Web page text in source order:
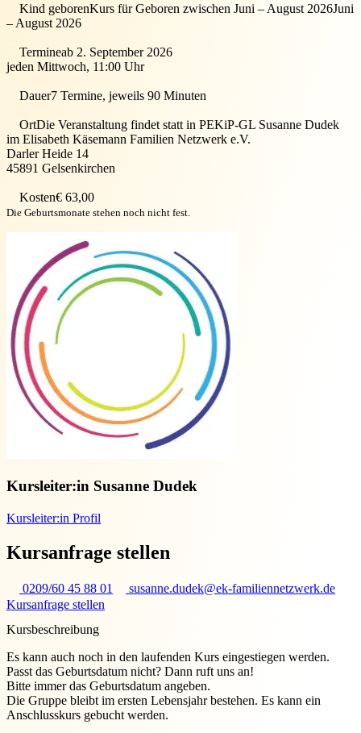
Kind geborenKurs für Geboren zwischen Juni – August 2026Juni
– August 2026
Termineab 2. September 2026
jeden Mittwoch, 11:00 Uhr
Dauer7 Termine, jeweils 90 Minuten
OrtDie Veranstaltung findet statt in PEKiP-GL Susanne Dudek
im Elisabeth Käsemann Familien Netzwerk e.V.
Darler Heide 14
45891 Gelsenkirchen
Kosten€ 63,00
Die Geburtsmonate stehen noch nicht fest.
Kursleiter:in Susanne Dudek
Kursleiter:in Profil
Kursanfrage stellen
0209/60 45 88 01
susanne.dudek@ek-familiennetzwerk.de
Kursanfrage stellen
Kursbeschreibung
Es kann auch noch in den laufenden Kurs eingestiegen werden.
Passt das Geburtsdatum nicht? Dann ruft uns an!
Bitte immer das Geburtsdatum angeben.
Die Gruppe bleibt im ersten Lebensjahr bestehen. Es kann ein
Anschlusskurs gebucht werden.